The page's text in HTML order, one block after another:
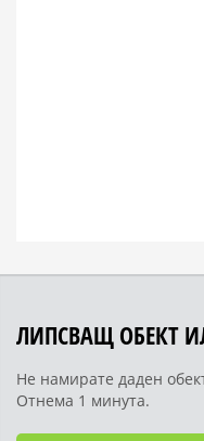
ЛИПСВАЩ ОБЕКТ
Не намирате даден
Отнема 1 минута.